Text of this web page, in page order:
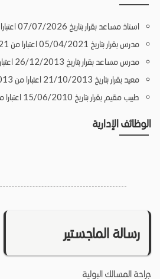
استاذ مساعد بقرار بتاريخ 07/07/2026 اعتبارا من 30/06/2026
مدرس بقرار بتاريخ 05/04/2021 اعتبارا من 27/03/2021
مدرس مساعد بقرار بتاريخ 26/12/2013 اعتبارا من 26/12/2013
معيد بقرار بتاريخ 21/10/2013 اعتبارا من 11/11/2013
طبيب مقيم بقرار بتاريخ 15/06/2010 اعتبارا من 15/06/2010
الوظائف الإدارية
رسالة الماجستير
جراحة المسالك البولية